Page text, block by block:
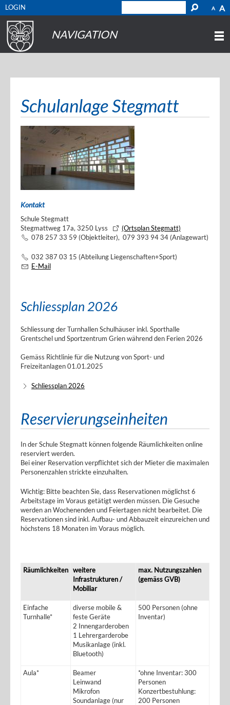
A A
LOGIN
NAVIGATION
Schulanlage Stegmatt
Kontakt
Schule Stegmatt
Stegmattweg 17a, 3250 Lyss
(Ortsplan Stegmatt)
078 257 33 59 (Objektleiter), 079 393 94 34 (Anlagewart)
032 387 03 15 (Abteilung Liegenschaften+Sport)
E-Mail
Schliessplan 2026
Schliessung der Turnhallen Schulhäuser inkl. Sporthalle
Grentschel und Sportzentrum Grien während den Ferien 2026
Gemäss Richtlinie für die Nutzung von Sport- und
Freizeitanlagen 01.01.2025
Schliessplan 2026
Reservierungseinheiten
In der Schule Stegmatt können folgende Räumlichkeiten online
reserviert werden.
Bei einer Reservation verpflichtet sich der Mieter die maximalen
Personenzahlen strickte einzuhalten.
Wichtig: Bitte beachten Sie, dass Reservationen möglichst 6
Arbeitstage im Voraus getätigt werden müssen. Die Gesuche
werden an Wochenenden und Feiertagen nicht bearbeitet. Die
Reservationen sind inkl. Aufbau- und Abbauzeit einzureichen und
höchstens 18 Monaten im Voraus möglich.
Räumlichkeiten weitere
Infrastrukturen /
Mobiliar
max. Nutzungszahlen
(gemäss GVB)
Einfache
Turnhalle*
diverse mobile &
feste Geräte
2 Innengarderoben
1 Lehrergarderobe
Musikanlage (inkl.
Bluetooth)
500 Personen (ohne
Inventar)
Aula*
Beamer
Leinwand
Mikrofon
Soundanlage (nur
*ohne Inventar: 300
Personen
Konzertbestuhlung:
200 Personen